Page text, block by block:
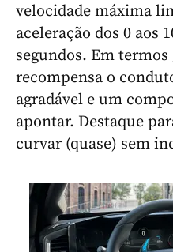
velocidade máxima
aceleração dos 0 aos
segundos. Em termos
recompensa o
agradável e um
apontar. Destaque
curvar (quase) sem